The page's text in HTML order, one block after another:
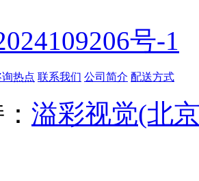
号-1
询热点 联系我们 公司简介 配送方式
溢彩视觉(北